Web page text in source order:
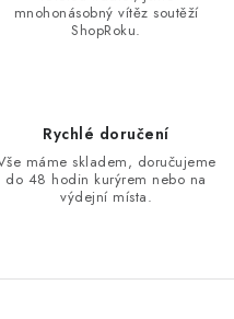
mnohonásobný vítěz soutěží
ShopRoku.
Rychlé doručení
máme skladem, doručujeme
do 48 hodin kurýrem nebo na
výdejní místa.